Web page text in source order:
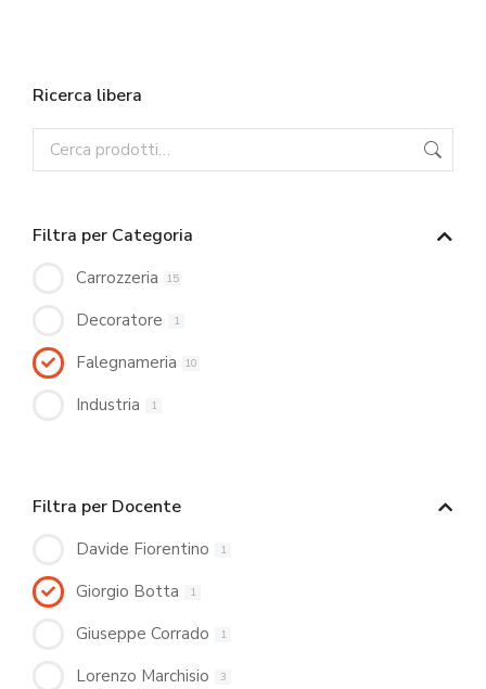
Ricerca libera
Filtra per Categoria
Carrozzeria 15
Decoratore 1
Falegnameria 10
Industria 1
Filtra per Docente
Davide Fiorentino 1
Giorgio Botta 1
Giuseppe Corrado 1
Lorenzo Marchisio 3